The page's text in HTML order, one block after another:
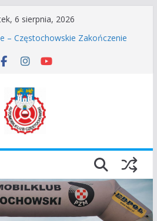
6 sierpnia, 2026
Rozpoczęcie Sezonu 2026
– Częstochowskie Zakończenie
zostaje odwołany.
Sprint o Puchar Prezydenta